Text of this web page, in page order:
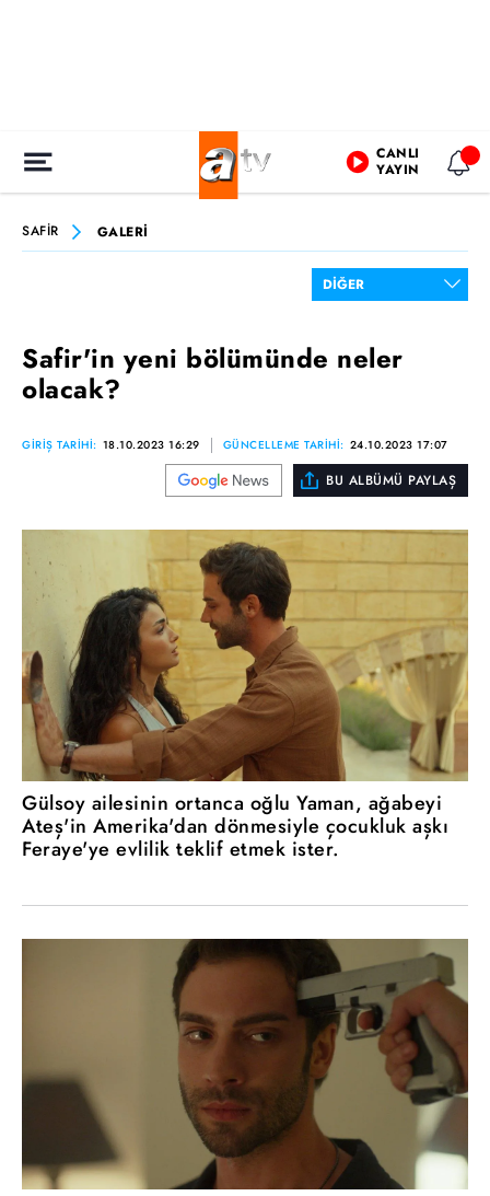
CANLI
YAYIN
SAFİR GALERİ
Safir'in yeni bölümünde neler
olacak?
GİRİŞ TARİHİ: 18.10.2023 16:29 GÜNCELLEME TARİHİ: 24.10.2023 17:07
BU ALBÜMÜ PAYLAŞ
Gülsoy ailesinin ortanca oğlu Yaman, ağabeyi
Ateş'in Amerika'dan dönmesiyle çocukluk aşkı
Feraye'ye evlilik teklif etmek ister.